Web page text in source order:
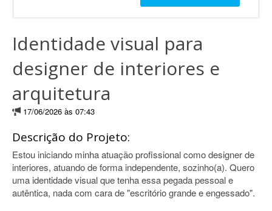
Identidade visual para
designer de interiores e
arquitetura
17/06/2026 às 07:43
Descrição do Projeto:
Estou iniciando minha atuação profissional como designer de
interiores, atuando de forma independente, sozinho(a). Quero
uma identidade visual que tenha essa pegada pessoal e
autêntica, nada com cara de "escritório grande e engessado".